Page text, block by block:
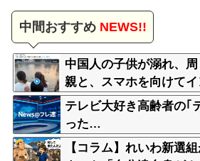
中間おすすめNEWS!!
中国人の子供が溺れ、
親と、スマホを向けて
人
テレビ大好き高齢者の｢
った…
【コラム】れいわ新選